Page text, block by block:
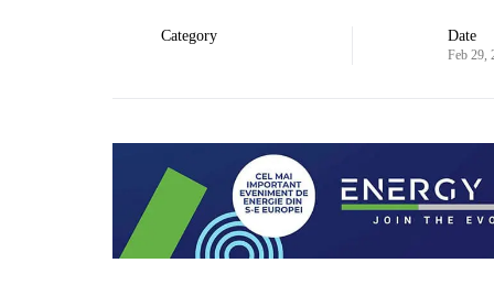
Category Date
Feb 29,